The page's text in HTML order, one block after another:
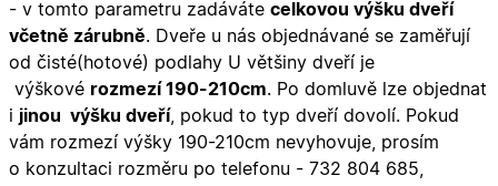
- v tomto parametru zadáváte celkovou výšku dveří
včetně zárubně. Dveře u nás objednávané se zaměřují
od čisté(hotové) podlahy U většiny dveří je
výškové rozmezí 190-210cm. Po domluvě lze objednat
i jinou výšku dveří , pokud to typ dveří dovolí. Pokud
vám rozmezí výšky 190-210cm nevyhovuje, prosím
o konzultaci rozměru po telefonu - 732 804 685,